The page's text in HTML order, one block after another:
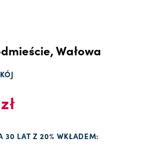
Wałowa
30 LAT Z 20% WKŁADEM: